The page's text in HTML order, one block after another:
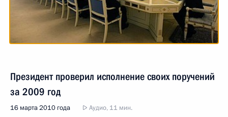
Президент проверил исполнение своих поручений
за 2009 год
16 марта 2010 года Аудио, 11 мин.